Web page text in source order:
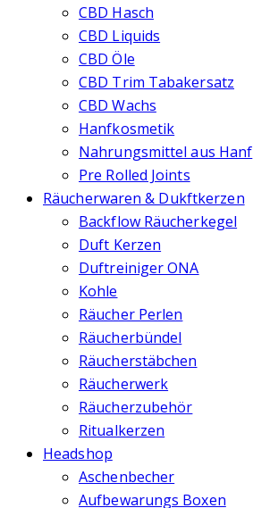
CBD Hasch
CBD Liquids
CBD Öle
CBD Trim Tabakersatz
CBD Wachs
Hanfkosmetik
Nahrungsmittel aus Hanf
Pre Rolled Joints
Räucherwaren & Dukftkerzen
Backflow Räucherkegel
Duft Kerzen
Duftreiniger ONA
Kohle
Räucher Perlen
Räucherbündel
Räucherstäbchen
Räucherwerk
Räucherzubehör
Ritualkerzen
Headshop
Aschenbecher
Aufbewarungs Boxen